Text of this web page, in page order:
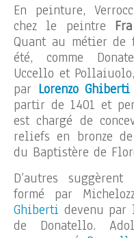
En peinture,
chez le peintre
Quant au métier
été, comme
Uccello et
par Lorenzo Ghiberti
partir de 1401 et
est chargé de
reliefs en bronze
du Baptistère de
D’autres
formé par
Ghiberti devenu par
de Donatello.